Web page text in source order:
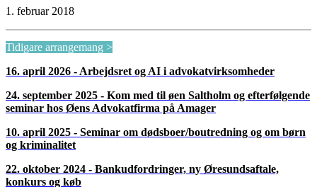
16:20
Kort pause
16:30
Generalforsamling i foreningen Øresundsadvokater med følgende
dagsorden:
Valg af dirigent
Bestyrelsens beretning
Forelæggelse og godkendelse af regnskab og budget
Valg til bestyrelsen
Valg af revisor
Eventuelt